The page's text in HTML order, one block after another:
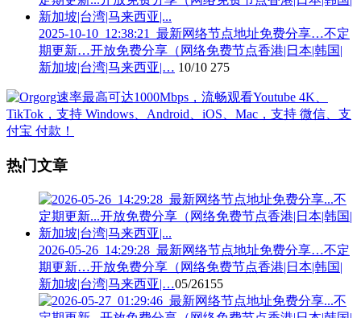
2025-10-10_12:38:21_最新网络节点地址免费分享…不定
期更新…开放免费分享（网络免费节点香港|日本|韩国|
新加坡|台湾|马来西亚|… 10/10 275
热门文章
2026-05-26_14:29:28_最新网络节点地址免费分享…不定
期更新…开放免费分享（网络免费节点香港|日本|韩国|
新加坡|台湾|马来西亚|…05/26155